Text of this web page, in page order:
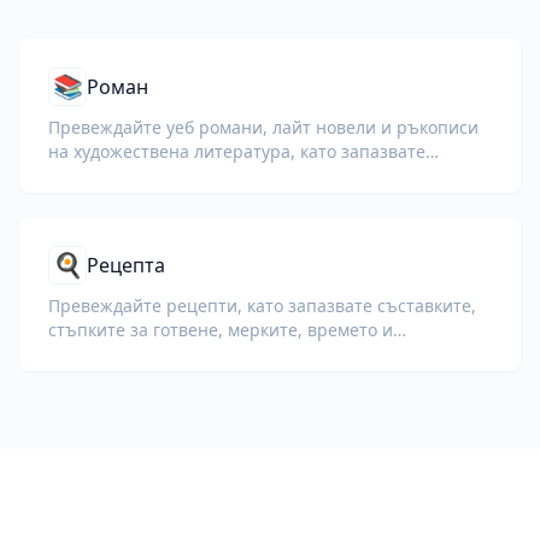
📚 Роман
Превеждайте уеб романи, лайт новели и ръкописи
на художествена литература, като запазвате
🍳 Рецепта
Превеждайте рецепти, като запазвате съставките,
стъпките за готвене, мерките, времето и